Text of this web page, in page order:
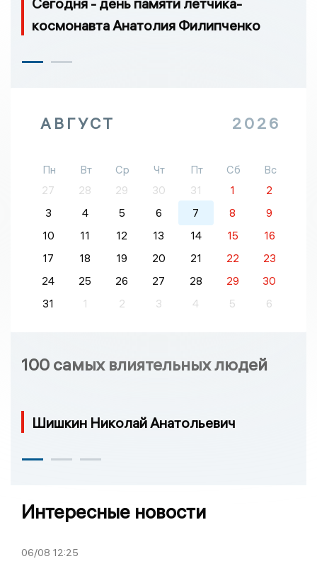
космонавта Анатолия Филипченко
АВГУСТ 2026
Пн Вт Ср Чт Пт Сб
Вс
27
28 29 30 31 1
2
3
4 5 6 7 8
9
10
11 12 13 14 15
16
17
18 19 20 21 22
23
24
25 26 27 28 29
30
31
1 2 3 4 5 6
100 самых влиятельных людей
Шишкин Николай Анатольевич
Интересные новости
06/08 12:25